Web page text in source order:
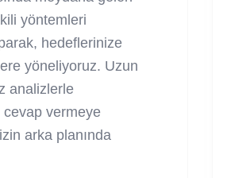
yöntemleri
hedeflerinize
yöneliyoruz. Uzun
analizlerle
cevap vermeye
arka planında